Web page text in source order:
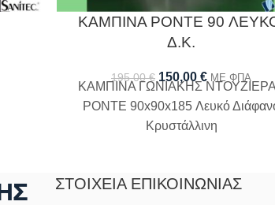
ΚΑΜΠΙΝΑ PONTE 90
Δ.Κ.
195,00€ 150,00 € ΜΕ ΦΠΑ
ΚΑΜΠΙΝΑ ΓΩΝΙΑΚΗΣ
PONTE 90x90x185 Λευκό
Κρυστάλλινη
ΣΤΟΙΧΕΊΑ ΕΠΙΚΟΙΝΩΝΊΑΣ